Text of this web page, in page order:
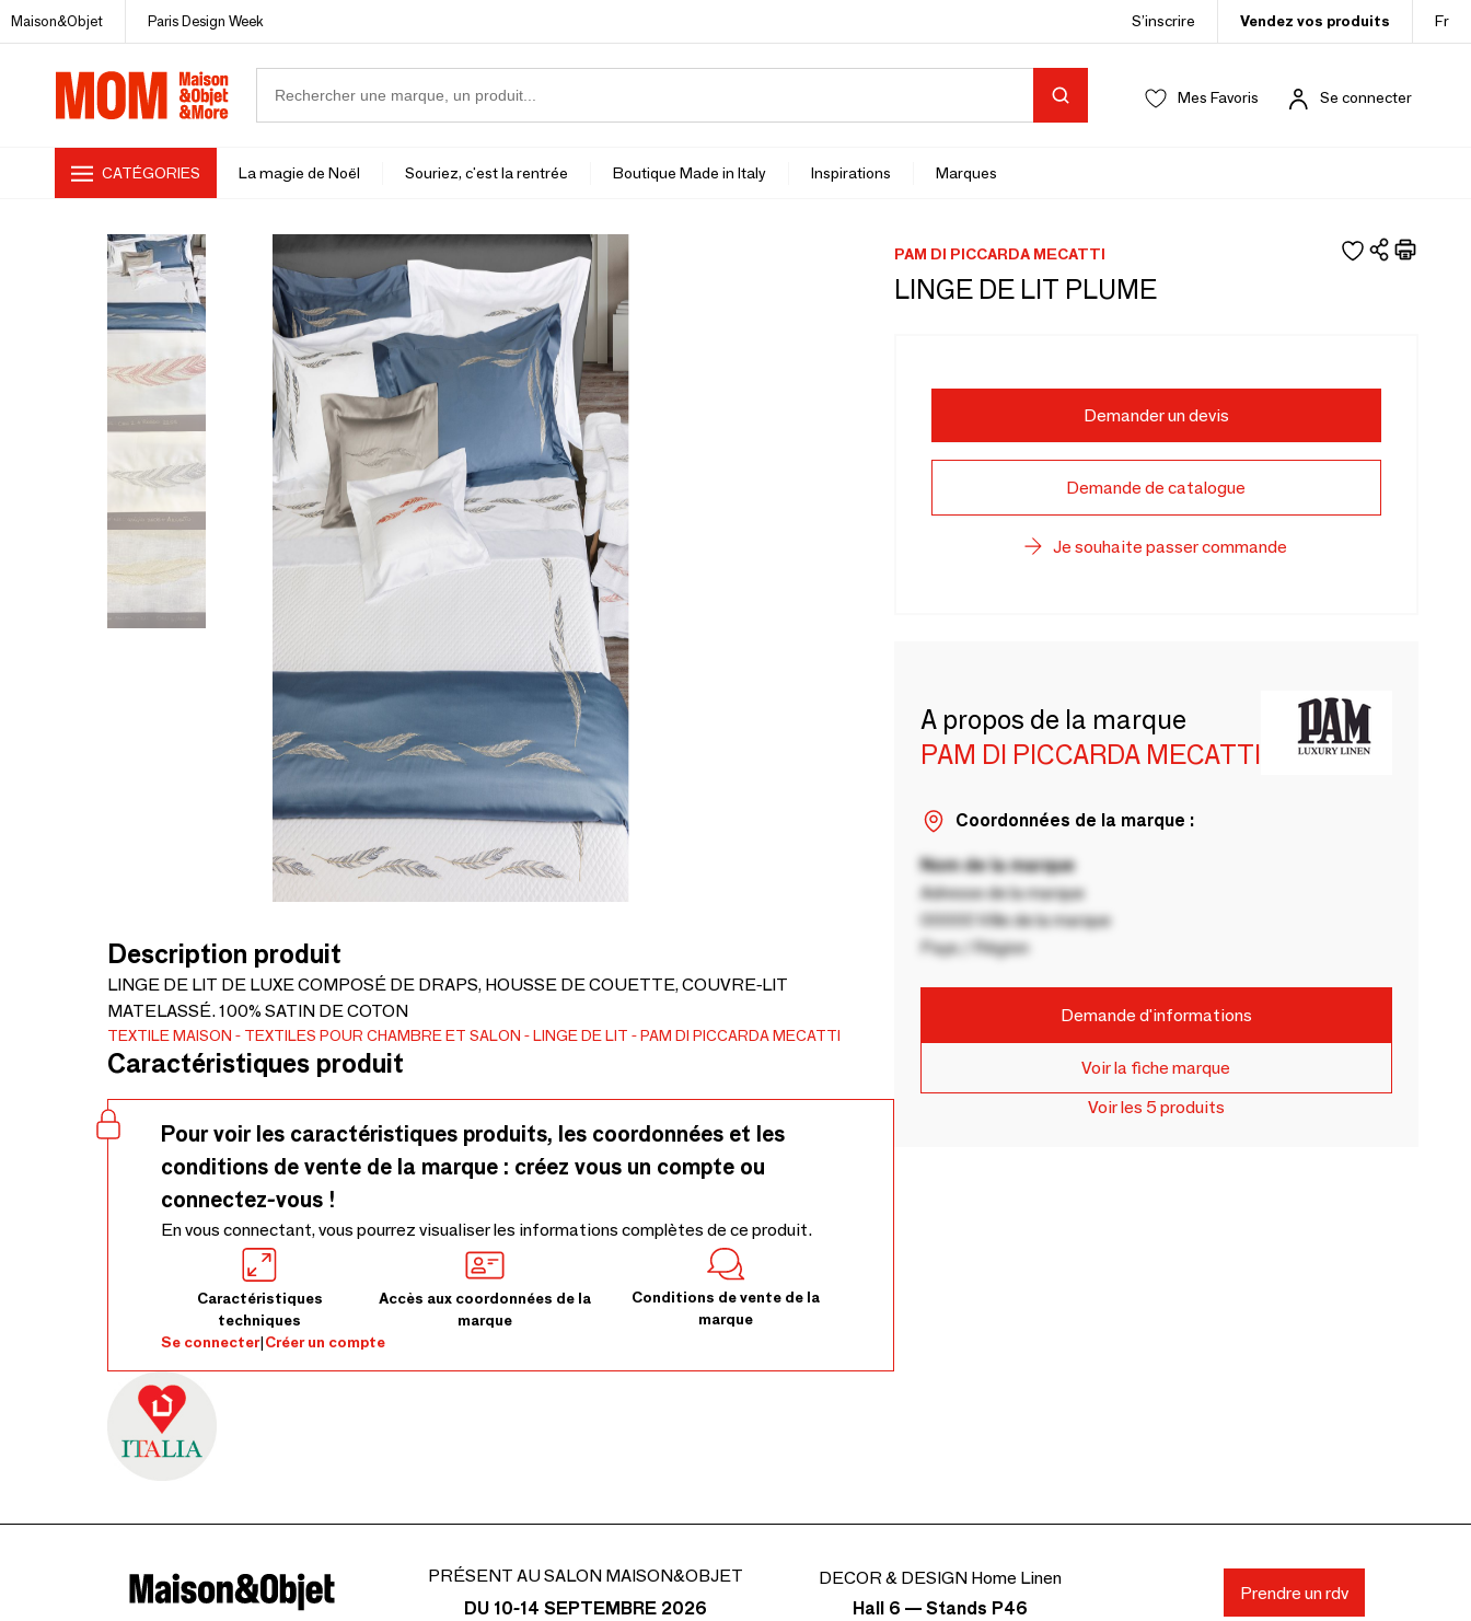
Maison&Objet Paris Design Week S’inscrire Vendez vos produits Fr
Mes Favoris Se connecter
CATÉGORIES La magie de Noël Souriez, c'est la rentrée Boutique Made in Italy Inspirations Marques
Description produit
LINGE DE LIT DE LUXE COMPOSÉ DE DRAPS, HOUSSE DE COUETTE, COUVRE-LIT
MATELASSÉ. 100% SATIN DE COTON
TEXTILE MAISON TEXTILES POUR CHAMBRE ET SALON LINGE DE LIT PAM DI PICCARDA MECATTI
Caractéristiques produit
Pour voir les caractéristiques produits, les coordonnées et les
conditions de vente de la marque : créez vous un compte ou
connectez-vous !
En vous connectant, vous pourrez visualiser les informations complètes de ce produit.
Caractéristiques
techniques
Accès aux coordonnées de la
marque
Conditions de vente de la
marque
Se connecter|Créer un compte
PAM DI PICCARDA MECATTI
LINGE DE LIT PLUME
Demander un devis
Demande de catalogue
Je souhaite passer commande
A propos de la marque
PAM DI PICCARDA MECATTI
Coordonnées de la marque :
Nom de la marque
Adresse de la marque
00000 Ville de la marque
Pays / Région
Demande d'informations
Voir la fiche marque
Voir les 5 produits
PRÉSENT AU SALON MAISON&OBJET
DU 10-14 SEPTEMBRE 2026
DECOR & DESIGN Home Linen
Hall 6 — Stands P46
Prendre un rdv